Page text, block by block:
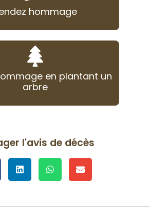
hommage
en plantant un
arbre
l'avis de décès